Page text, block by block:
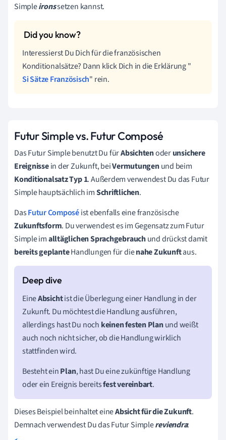
Simpleironssetzen kannst.
Interessierst Du Dich für die französischen
Konditionalsätze? Dann klick Dich in die Erklärung "
Si Sätze Französisch" rein.
Futur Simple vs. Futur Composé
Das Futur Simple benutzt Du fürAbsichtenoderunsichere
Ereignissein der Zukunft, beiVermutungenund beim
Konditionalsatz Typ 1. Außerdem verwendest Du das Futur
Simple hauptsächlich imSchriftlichen.
DasFutur Composéist ebenfalls einefranzösische
Zukunftsform. Du verwendest es im Gegensatz zum Futur
Simple imalltäglichenSprachgebrauchund drückst damit
bereitsgeplanteHandlungen für dienaheZukunftaus.
EineAbsichtist die Überlegung einer Handlung in der
Zukunft. Du möchtest die Handlung ausführen,
allerdings hast Du noch keinenfestenPlanund weißt
auch noch nicht sicher, ob die Handlung wirklich
stattfinden wird.
Besteht einPlan, hast Du eine zukünftige Handlung
oder ein Ereignis bereitsfestvereinbart.
Dieses Beispiel beinhaltet eineAbsicht für die Zukunft.
Demnach verwendest Du das Futur Simplereviendra: